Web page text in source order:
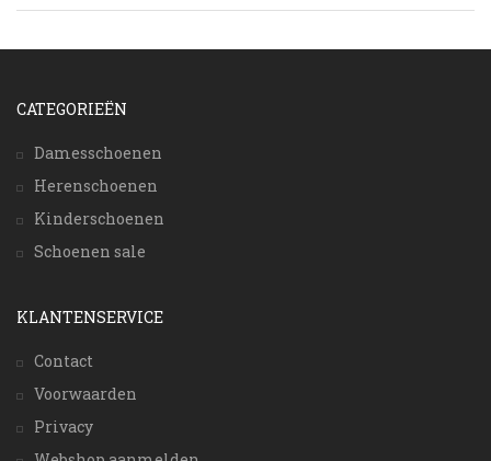
CATEGORIEËN
Damesschoenen
Herenschoenen
Kinderschoenen
Schoenen sale
KLANTENSERVICE
Contact
Voorwaarden
Privacy